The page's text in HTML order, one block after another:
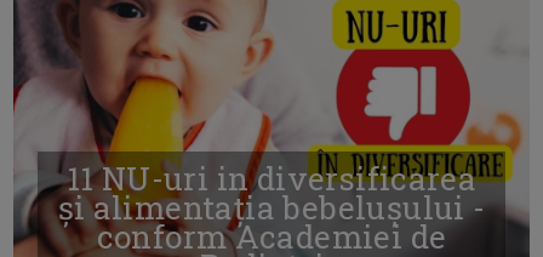
11 NU-uri in diversificarea
și alimentația bebelușului -
conform Academiei de